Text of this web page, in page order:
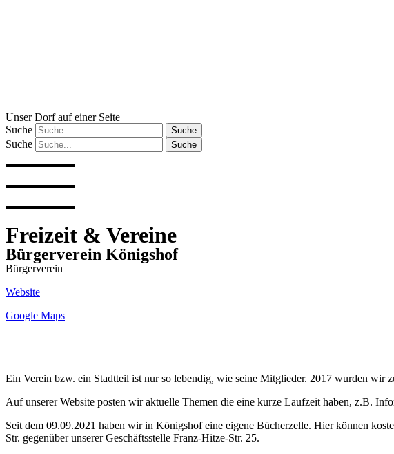
Unser Dorf auf einer Seite
Suche
Suche
Suche Suche
Freizeit & Vereine
Bürgerverein Königshof
Bürgerverein
Website
Google Maps
Ein Verein bzw. ein Stadtteil ist nur so lebendig, wie seine Mitglieder. 2017 wurden wir
Auf unserer Website posten wir aktuelle Themen die eine kurze Laufzeit haben, z.B.
Seit dem 09.09.2021 haben wir in Königshof eine eigene Bücherzelle. Hier können
Str. gegenüber unserer Geschäftsstelle Franz-Hitze-Str. 25.